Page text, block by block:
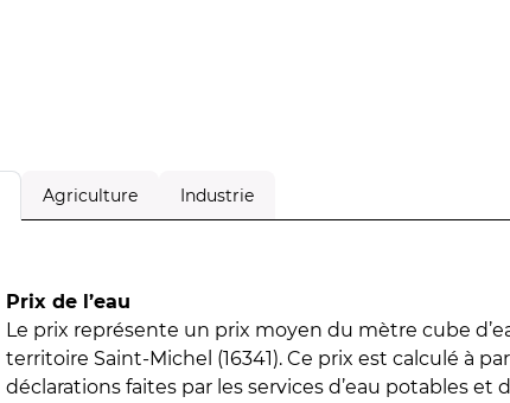
Agriculture Industrie
Prix de l’eau
Le prix représente un prix moyen du mètre cube
territoire Saint-Michel (16341). Ce prix est calculé à
déclarations faites par les services d’eau potables et